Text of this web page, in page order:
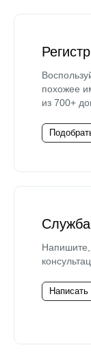
похожее
из 700+
Написать